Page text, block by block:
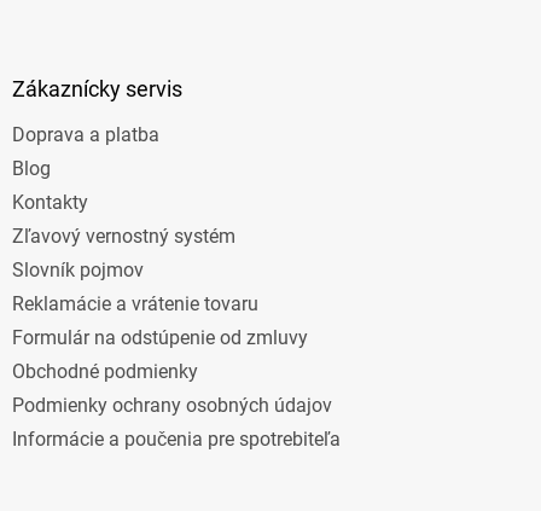
Zákaznícky servis
Doprava a platba
Blog
Kontakty
Zľavový vernostný systém
Slovník pojmov
Reklamácie a vrátenie tovaru
Formulár na odstúpenie od zmluvy
Obchodné podmienky
Podmienky ochrany osobných údajov
Informácie a poučenia pre spotrebiteľa